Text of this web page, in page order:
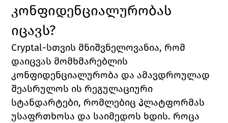
კონფიდენციალურობას
იცავს?
Cryptal-სთვის მნიშვნელოვანია, რომ
დაიცვას მომხმარებლის
კონფიდენციალურობა და ამავდროულად
შეასრულოს ის რეგულაციური
სტანდარტები, რომლებიც პლატფორმას
უსაფრთხოსა და საიმედოს ხდის. როცა